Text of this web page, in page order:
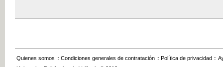
Quienes somos :: Condiciones generales de contratación :: Política de privacidad ::